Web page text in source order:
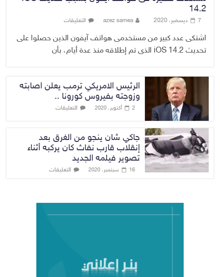
14.2
7 ديسمبر، 2020 azez samea التعليقات
اشتكى عدد كبير من مستخدمى هواتف آيفون الذين حصلوا على
تحديث iOS 14.2 الذى تم إطلاقه منذ عدة أيام، بأن
الرئيس الامريكي ترمب يعلن اصابته
وزوجته بفيروس كورونا ..
2 أكتوبر، 2020 التعليقات
جاكي شان ينجو من الغرق بعد
إنقلاب قارب نفاث كان يركبه أثناء
تصوير فيلمه الجديد
16 سبتمبر، 2020 التعليقات